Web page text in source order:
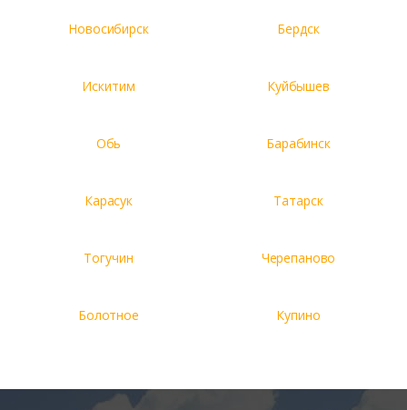
Новосибирск Бердск
Искитим Куйбышев
Обь Барабинск
Карасук Татарск
Тогучин Черепаново
Болотное Купино